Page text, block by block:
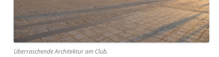
Überraschende Architektur am Club.